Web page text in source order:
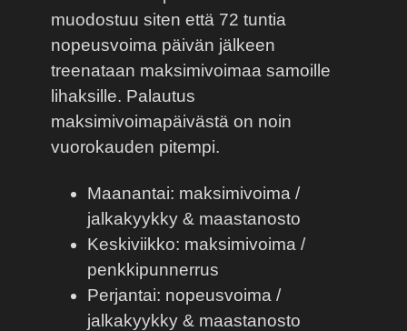
muodostuu siten että 72 tuntia
nopeusvoima päivän jälkeen
treenataan maksimivoimaa samoille
lihaksille. Palautus
maksimivoimapäivästä on noin
vuorokauden pitempi.
Maanantai: maksimivoima /
jalkakyykky & maastanosto
Keskiviikko: maksimivoima /
penkkipunnerrus
Perjantai: nopeusvoima /
jalkakyykky & maastanosto